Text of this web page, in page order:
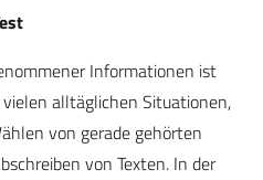
Informationen ist
alltäglichen Situationen,
von gerade gehörten
von Texten. In der